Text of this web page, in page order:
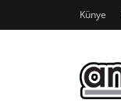
Künye